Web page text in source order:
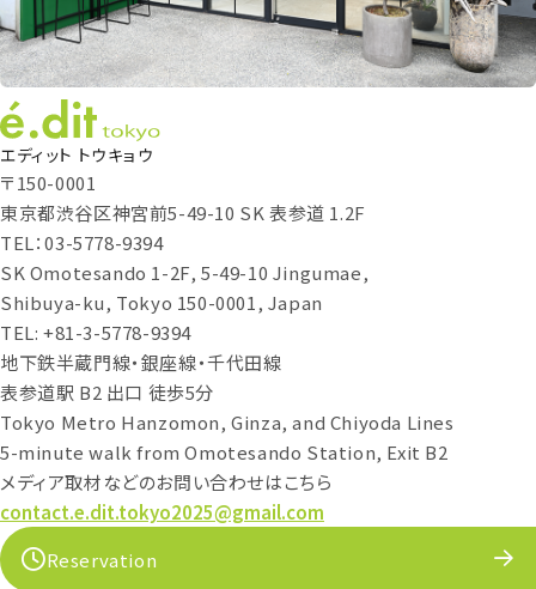
エディット トウキョウ
〒150-0001
東京都渋谷区神宮前5-49-10 SK 表参道 1.2F
TEL：03-5778-9394
SK Omotesando 1-2F, 5-49-10 Jingumae,
Shibuya-ku, Tokyo 150-0001, Japan
TEL: +81-3-5778-9394
地下鉄半蔵門線・銀座線・千代田線
表参道駅 B2 出口 徒歩5分
Tokyo Metro Hanzomon, Ginza, and Chiyoda Lines
5-minute walk from Omotesando Station, Exit B2
メディア取材などのお問い合わせはこちら
contact.e.dit.tokyo2025@gmail.com
Reservation